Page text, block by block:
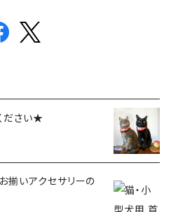
ださい★
揃いアクセサリーの